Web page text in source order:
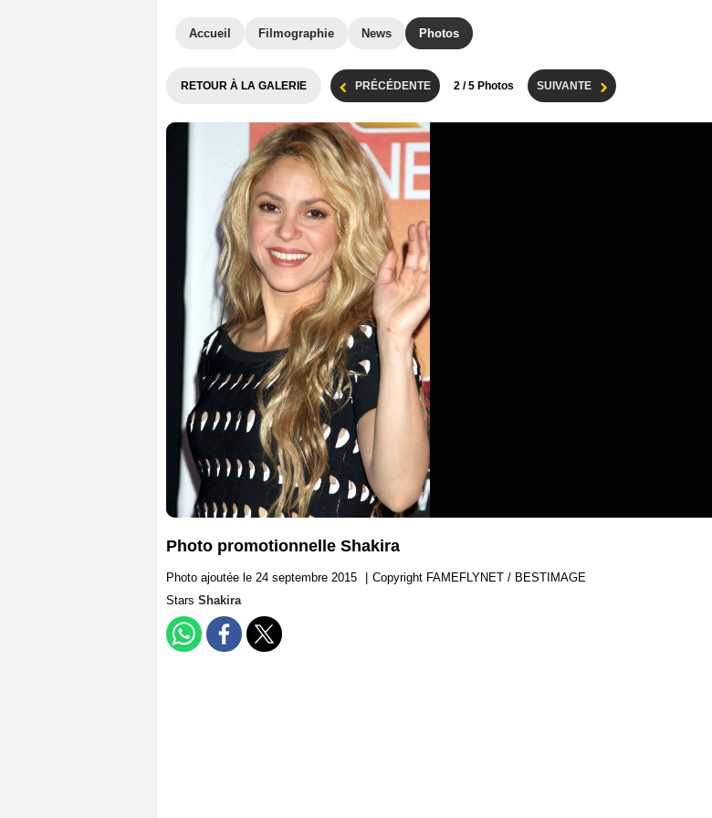
Accueil Filmographie News Photos
RETOUR À LA GALERIE PRÉCÉDENTE 2 / 5 Photos SUIVANTE
Photo promotionnelle Shakira
Photo ajoutée le 24 septembre 2015
Copyright FAMEFLYNET / BESTIMAGE
Stars Shakira